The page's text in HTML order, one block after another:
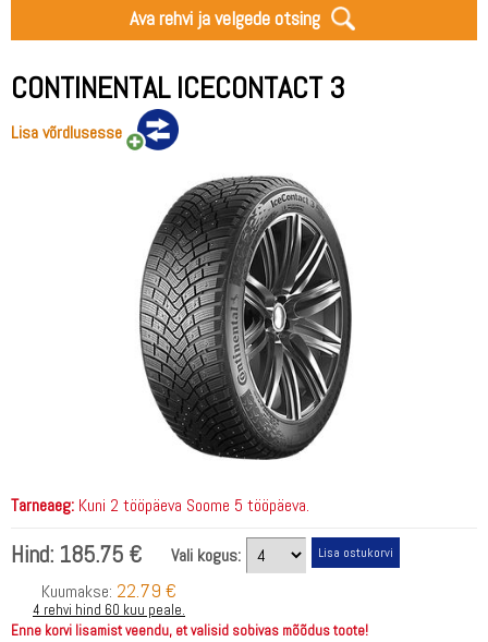
Ava rehvi ja velgede otsing
CONTINENTAL ICECONTACT 3
Lisa võrdlusesse
Tarneaeg: Kuni 2 tööpäeva Soome 5 tööpäeva.
Hind: 185.75 €
Vali kogus:
Kuumakse: 22.79 €
4 rehvi hind 60 kuu peale.
Enne korvi lisamist veendu, et valisid sobivas mõõdus toote!